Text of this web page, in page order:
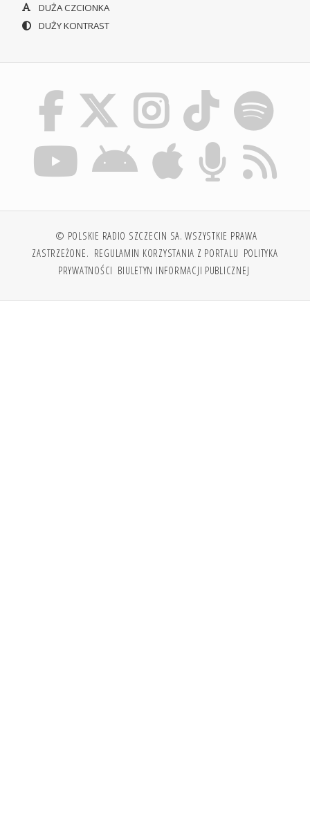
DUŻA CZCIONKA
DUŻY KONTRAST
© POLSKIE RADIO SZCZECIN SA. WSZYSTKIE PRAWA
ZASTRZEŻONE. REGULAMIN KORZYSTANIA Z PORTALU POLITYKA
PRYWATNOŚCI BIULETYN INFORMACJI PUBLICZNEJ